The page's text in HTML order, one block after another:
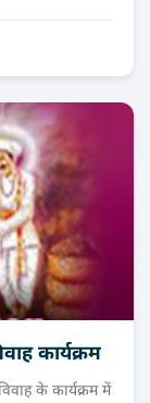
कार्यक्रम
के कार्यक्रम में